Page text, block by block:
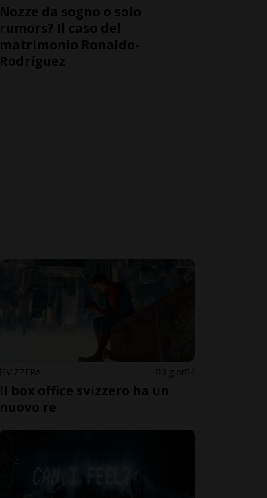
Nozze da sogno o solo
rumors? Il caso del
matrimonio Ronaldo-
Rodríguez
SVIZZERA 3 gior 4
Il box office svizzero ha un
nuovo re